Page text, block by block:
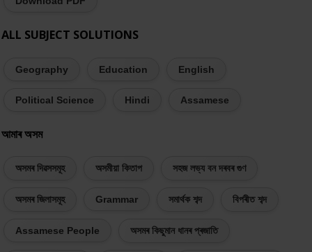
ALL SUBJECT SOLUTIONS
Geography Education English
Political Science Hindi Assamese
আমাৰ অসম
অসমৰ দিৱসসমূহ অসমীয়া কিতাপ সহজ লভ্য বন দৰবৰ গুণ
অসমৰ জিলাসমূহ Grammar সমাৰ্থক শব্দ বিপৰীত শব্দ
Assamese People অসমৰ কিছুমান ধানৰ প্ৰজাতি